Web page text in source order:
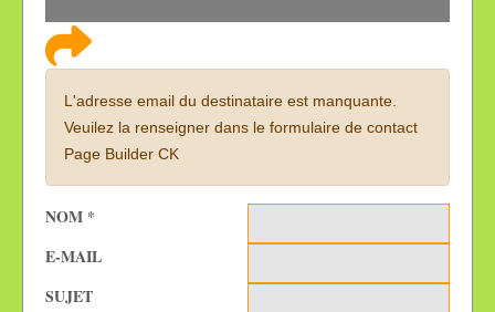
L'adresse email du destinataire est manquante.
Veuilez la renseigner dans le formulaire de contact
Page Builder CK
NOM *
E-MAIL
SUJET